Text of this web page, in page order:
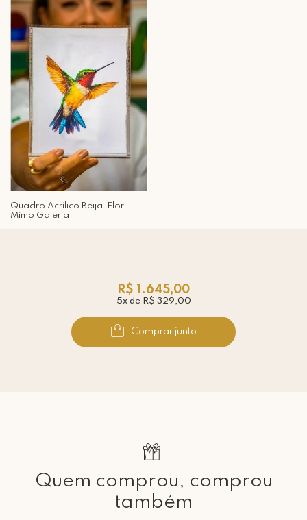
Quadro Acrílico Beija-Flor
Mimo Galeria
R$ 1.645,00
5x de R$ 329,00
Comprar junto
Quem comprou, comprou
também